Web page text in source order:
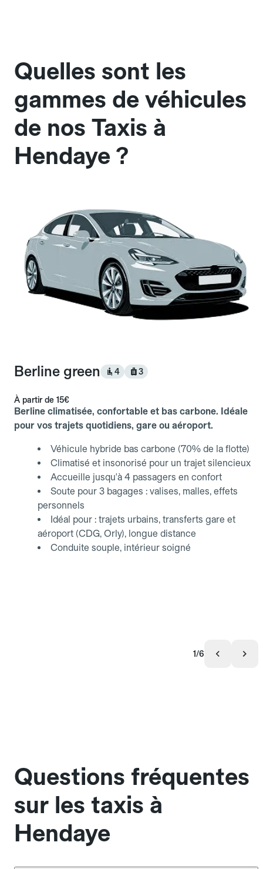
Quelles sont les
gammes de véhicules
de nos Taxis à
Hendaye ?
Berline green 4 3
À partir de 15€
Berline climatisée, confortable et bas carbone. Idéale
pour vos trajets quotidiens, gare ou aéroport.
Véhicule hybride bas carbone (70% de la flotte)
Climatisé et insonorisé pour un trajet silencieux
Accueille jusqu'à 4 passagers en confort
Soute pour 3 bagages : valises, malles, effets
personnels
Idéal pour : trajets urbains, transferts gare et
aéroport (CDG, Orly), longue distance
Conduite souple, intérieur soigné
1/6
Questions fréquentes
sur les taxis à
Hendaye